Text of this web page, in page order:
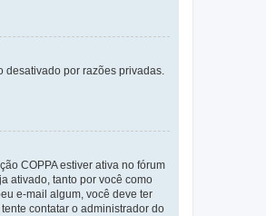
por razões privadas.
COPPA estiver ativa no fórum
ativado, tanto por você como
e-mail algum, você deve ter
contatar o administrador do